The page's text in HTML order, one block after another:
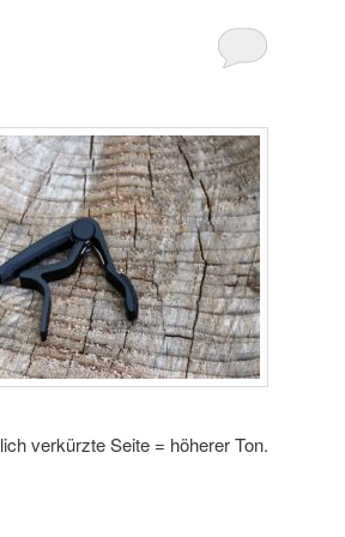
verkürzte Seite = höherer Ton.